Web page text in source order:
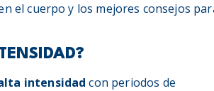
el cuerpo y los mejores consejos
intensidad con periodos de